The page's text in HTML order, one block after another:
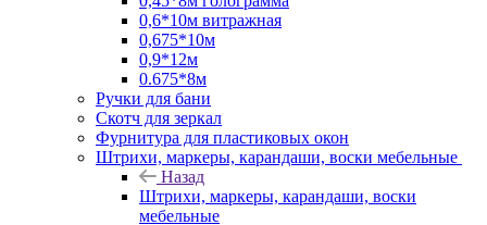
0,6*10м витражная
0,675*10м
0,9*12м
0.675*8м
Ручки для бани
Скотч для зеркал
Фурнитура для пластиковых окон
Штрихи, маркеры, карандаши, воски мебельные
Назад
Штрихи, маркеры, карандаши, воски
мебельные